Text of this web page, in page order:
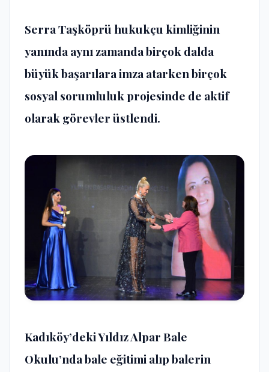
Serra Taşköprü hukukçu kimliğinin
yanında aynı zamanda birçok dalda
büyük başarılara imza atarken birçok
sosyal sorumluluk projesinde de aktif
olarak görevler üstlendi.
Kadıköy’deki Yıldız Alpar Bale
Okulu’nda bale eğitimi alıp balerin